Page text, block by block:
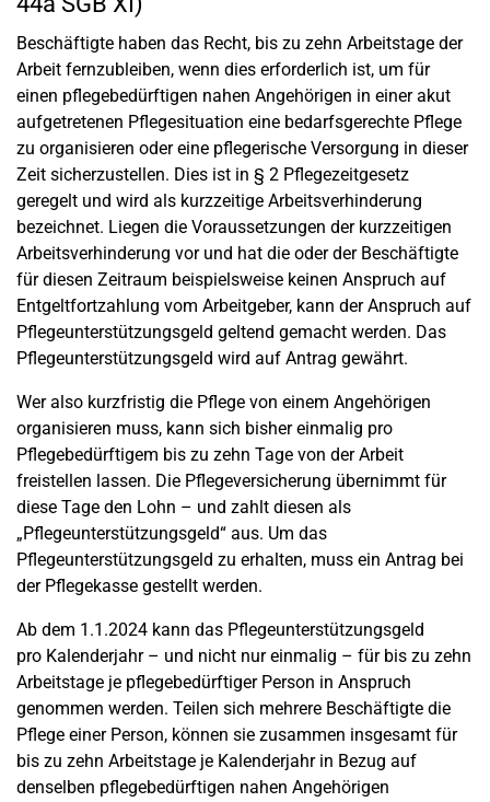
Beschäftigte haben das Recht, bis zu zehn Arbeitstage der
Arbeit fernzubleiben, wenn dies erforderlich ist, um für
einen pflegebedürftigen nahen Angehörigen in einer akut
aufgetretenen Pflegesituation eine bedarfsgerechte Pflege
zu organisieren oder eine pflegerische Versorgung in dieser
Zeit sicherzustellen. Dies ist in § 2 Pflegezeitgesetz
geregelt und wird als kurzzeitige Arbeitsverhinderung
bezeichnet. Liegen die Voraussetzungen der kurzzeitigen
Arbeitsverhinderung vor und hat die oder der Beschäftigte
für diesen Zeitraum beispielsweise keinen Anspruch auf
Entgeltfortzahlung vom Arbeitgeber, kann der Anspruch auf
Pflegeunterstützungsgeld geltend gemacht werden. Das
Pflegeunterstützungsgeld wird auf Antrag gewährt.
Wer also kurzfristig die Pflege von einem Angehörigen
organisieren muss, kann sich bisher einmalig pro
Pflegebedürftigem bis zu zehn Tage von der Arbeit
freistellen lassen. Die Pflegeversicherung übernimmt für
diese Tage den Lohn – und zahlt diesen als
„Pflegeunterstützungsgeld“ aus. Um das
Pflegeunterstützungsgeld zu erhalten, muss ein Antrag bei
der Pflegekasse gestellt werden.
Ab dem 1.1.2024 kann das Pflegeunterstützungsgeld
pro Kalenderjahr – und nicht nur einmalig – für bis zu zehn
Arbeitstage je pflegebedürftiger Person in Anspruch
genommen werden. Teilen sich mehrere Beschäftigte die
Pflege einer Person, können sie zusammen insgesamt für
bis zu zehn Arbeitstage je Kalenderjahr in Bezug auf
denselben pflegebedürftigen nahen Angehörigen